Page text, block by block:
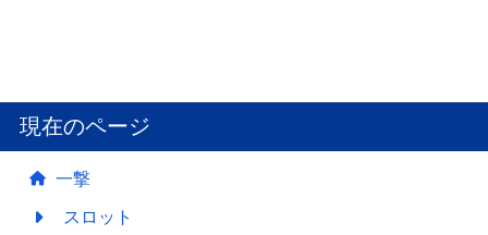
現在のページ
一撃
スロット